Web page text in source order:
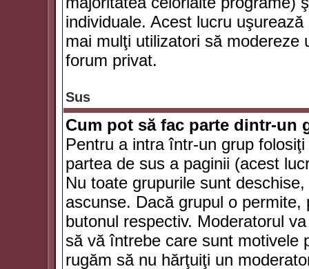
individuale. Acest lucru
mai mulţi utilizatori să
forum privat.
Sus
Cum pot să fac parte dintr-un
Pentru a intra într-un grup
partea de sus a paginii (acest
Nu toate grupurile sunt
ascunse. Dacă grupul o
butonul respectiv. Moderatorul
să vă întrebe care sunt motivele
rugăm să nu hărţuiţi un